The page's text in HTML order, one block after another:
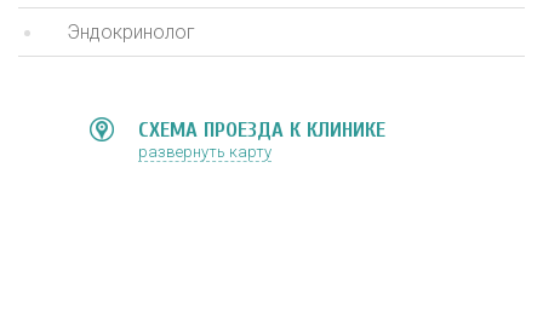
Эндокринолог
СХЕМА ПРОЕЗДА К КЛИНИКЕ
развернуть карту